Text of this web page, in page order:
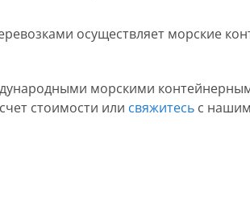
осуществляет морские
морскими
стоимости или свяжитесь с